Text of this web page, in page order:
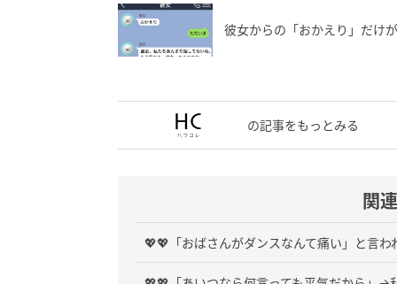
彼女からの「おかえり」だけ
の記事をもっとみる
関
💖💖「おばさんがダンスなんて痛い」と言